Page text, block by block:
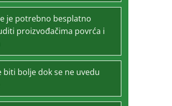
je potrebno besplatno
proizvođačima povrća i
biti bolje dok se ne uvedu